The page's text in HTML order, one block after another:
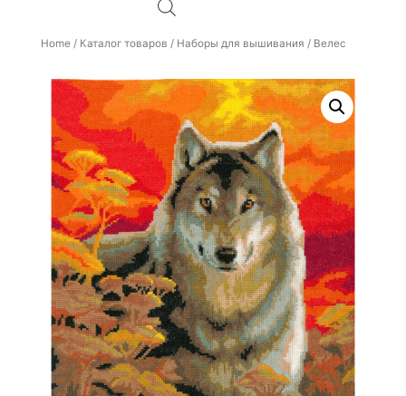
Home / Каталог товаров / Наборы для вышивания / Велес